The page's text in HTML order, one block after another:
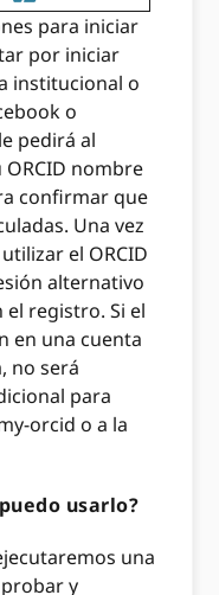
para iniciar
por iniciar
institucional o
o
pedirá al
nombre
confirmar que
Una vez
el ORCID
alternativo
el registro. Si el
en una cuenta
no será
para
orcid o a la
usarlo?
una
y